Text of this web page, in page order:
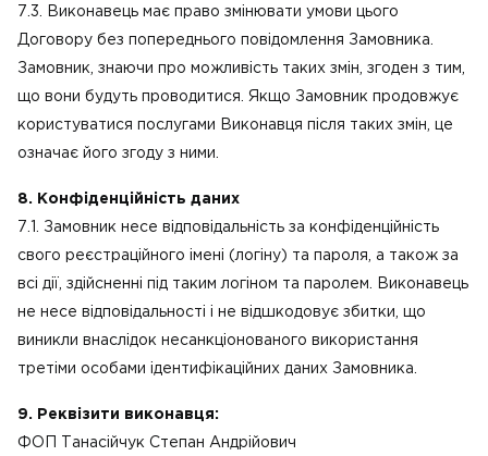
7.3. Виконавець має право змінювати умови цього
Договору без попереднього повідомлення Замовника.
Замовник, знаючи про можливість таких змін, згоден з тим,
що вони будуть проводитися. Якщо Замовник продовжує
користуватися послугами Виконавця після таких змін, це
означає його згоду з ними.
8. Конфіденційність даних
7.1. Замовник несе відповідальність за конфіденційність
свого реєстраційного імені (логіну) та пароля, а також за
всі дії, здійсненні під таким логіном та паролем. Виконавець
не несе відповідальності і не відшкодовує збитки, що
виникли внаслідок несанкціонованого використання
третіми особами ідентифікаційних даних Замовника.
9. Реквізити виконавця:
ФОП Танасійчук Степан Андрійович